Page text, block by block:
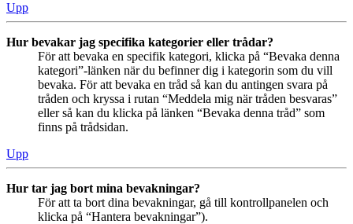
Upp
Hur bevakar jag specifika kategorier eller trådar?
För att bevaka en specifik kategori, klicka på “Bevaka denna
kategori”-länken när du befinner dig i kategorin som du vill
bevaka. För att bevaka en tråd så kan du antingen svara på
tråden och kryssa i rutan “Meddela mig när tråden besvaras”
eller så kan du klicka på länken “Bevaka denna tråd” som
finns på trådsidan.
Upp
Hur tar jag bort mina bevakningar?
För att ta bort dina bevakningar, gå till kontrollpanelen och
klicka på “Hantera bevakningar”).